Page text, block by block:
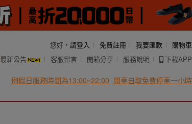
您好， 請登入 免費註冊 我要匯款
購物車
最新公告 客服留言 開箱分享 服務說明 下載APP
例假日服務時間為13:00~22:00 開車自取免費停車一小時